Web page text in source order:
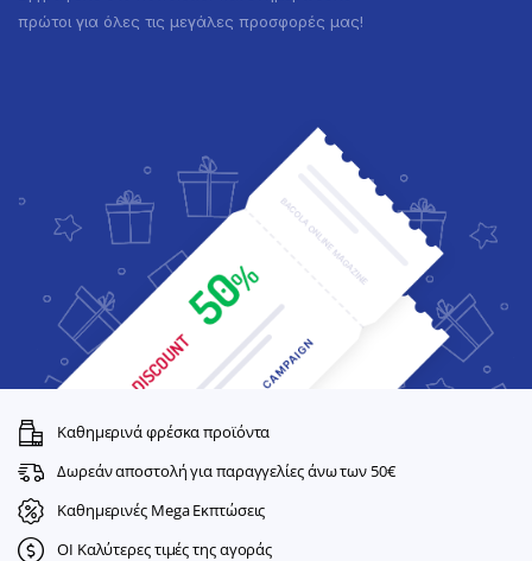
πρώτοι για όλες τις μεγάλες προσφορές μας!
Καθημερινά φρέσκα προϊόντα
Δωρεάν αποστολή για παραγγελίες άνω των 50€
Καθημερινές Mega Εκπτώσεις
ΟΙ Καλύτερες τιμές της αγοράς